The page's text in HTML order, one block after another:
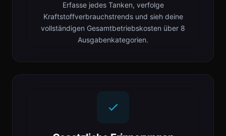
Erfasse jedes Tanken, verfolge
Kraftstoffverbrauchstrends und sieh deine
vollständigen Gesamtbetriebskosten über 8
Ausgabenkategorien.